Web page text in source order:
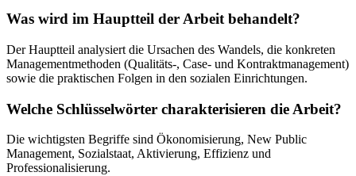
Was wird im Hauptteil der Arbeit behandelt?
Der Hauptteil analysiert die Ursachen des Wandels, die konkreten
Managementmethoden (Qualitäts-, Case- und Kontraktmanagement)
sowie die praktischen Folgen in den sozialen Einrichtungen.
Welche Schlüsselwörter charakterisieren die Arbeit?
Die wichtigsten Begriffe sind Ökonomisierung, New Public
Management, Sozialstaat, Aktivierung, Effizienz und
Professionalisierung.